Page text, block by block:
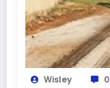
Wisley 0